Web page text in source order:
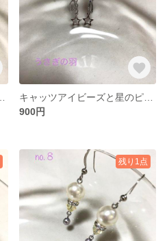
900円
残り1点